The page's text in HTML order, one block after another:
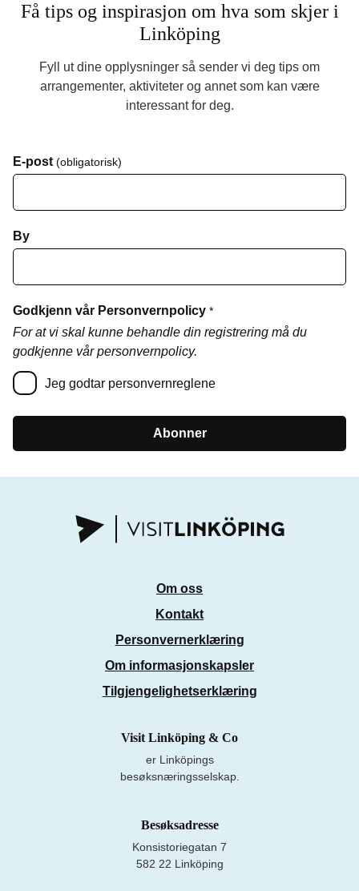
Få tips og inspirasjon om hva som skjer i
Linköping
Fyll ut dine opplysninger så sender vi deg tips om
arrangementer, aktiviteter og annet som kan være
interessant for deg.
E-post (obligatorisk)
By
Godkjenn vår Personvernpolicy *
For at vi skal kunne behandle din registrering må du
godkjenne vår personvernpolicy.
Jeg godtar personvernreglene
Abonner
Om oss
Kontakt
Personvernerklæring
Om informasjonskapsler
Tilgjengelighetserklæring
Visit Linköping & Co
er Linköpings
besøksnæringsselskap.
Besøksadresse
Konsistoriegatan 7
582 22 Linköping